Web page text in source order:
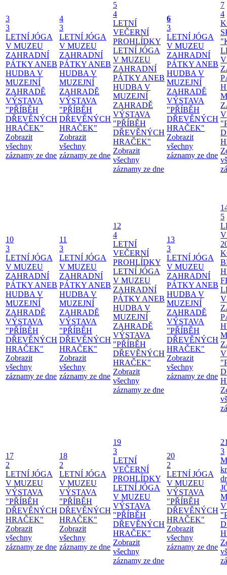
3
3
LETNÍ JÓGA
V MUZEU
ZAHRADNÍ
PÁTKY ANEB
HUDBA V
MUZEJNÍ
ZAHRADĚ
VÝSTAVA
"PŘÍBĚH
DŘEVĚNÝCH
HRAČEK"
Zobrazit
všechny
záznamy ze dne
4
3
LETNÍ JÓGA
V MUZEU
ZAHRADNÍ
PÁTKY ANEB
HUDBA V
MUZEJNÍ
ZAHRADĚ
VÝSTAVA
"PŘÍBĚH
DŘEVĚNÝCH
HRAČEK"
Zobrazit
všechny
záznamy ze dne
5
4
LETNÍ
VEČERNÍ
PROHLÍDKY
LETNÍ JÓGA
V MUZEU
ZAHRADNÍ
PÁTKY ANEB
HUDBA V
MUZEJNÍ
ZAHRADĚ
VÝSTAVA
"PŘÍBĚH
DŘEVĚNÝCH
HRAČEK"
Zobrazit
všechny
záznamy ze dne
6
3
LETNÍ JÓGA
V MUZEU
ZAHRADNÍ
PÁTKY ANEB
HUDBA V
MUZEJNÍ
ZAHRADĚ
VÝSTAVA
"PŘÍBĚH
DŘEVĚNÝCH
HRAČEK"
Zobrazit
všechny
záznamy ze dne
7
4
10
3
LETNÍ JÓGA
V MUZEU
ZAHRADNÍ
PÁTKY ANEB
HUDBA V
MUZEJNÍ
ZAHRADĚ
VÝSTAVA
"PŘÍBĚH
DŘEVĚNÝCH
HRAČEK"
Zobrazit
všechny
záznamy ze dne
11
3
LETNÍ JÓGA
V MUZEU
ZAHRADNÍ
PÁTKY ANEB
HUDBA V
MUZEJNÍ
ZAHRADĚ
VÝSTAVA
"PŘÍBĚH
DŘEVĚNÝCH
HRAČEK"
Zobrazit
všechny
záznamy ze dne
12
4
LETNÍ
VEČERNÍ
PROHLÍDKY
LETNÍ JÓGA
V MUZEU
ZAHRADNÍ
PÁTKY ANEB
HUDBA V
MUZEJNÍ
ZAHRADĚ
VÝSTAVA
"PŘÍBĚH
DŘEVĚNÝCH
HRAČEK"
Zobrazit
všechny
záznamy ze dne
13
3
LETNÍ JÓGA
V MUZEU
ZAHRADNÍ
PÁTKY ANEB
HUDBA V
MUZEJNÍ
ZAHRADĚ
VÝSTAVA
"PŘÍBĚH
DŘEVĚNÝCH
HRAČEK"
Zobrazit
všechny
záznamy ze dne
5
17
2
LETNÍ JÓGA
V MUZEU
VÝSTAVA
"PŘÍBĚH
DŘEVĚNÝCH
HRAČEK"
Zobrazit
všechny
záznamy ze dne
18
2
LETNÍ JÓGA
V MUZEU
VÝSTAVA
"PŘÍBĚH
DŘEVĚNÝCH
HRAČEK"
Zobrazit
všechny
záznamy ze dne
19
3
LETNÍ
VEČERNÍ
PROHLÍDKY
LETNÍ JÓGA
V MUZEU
VÝSTAVA
"PŘÍBĚH
DŘEVĚNÝCH
HRAČEK"
Zobrazit
všechny
záznamy ze dne
20
2
LETNÍ JÓGA
V MUZEU
VÝSTAVA
"PŘÍBĚH
DŘEVĚNÝCH
HRAČEK"
Zobrazit
všechny
záznamy ze dne
3